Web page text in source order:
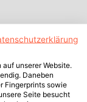
unserer Website.
Daneben
Fingerprints sowie
Seite besucht